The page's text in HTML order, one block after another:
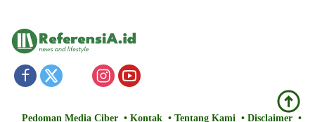
Pedoman Media Ciber Kontak Tentang Kami Disclaimer